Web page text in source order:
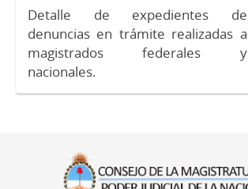
Detalle de expedientes de
denuncias en trámite realizadas a
magistrados federales y
nacionales.